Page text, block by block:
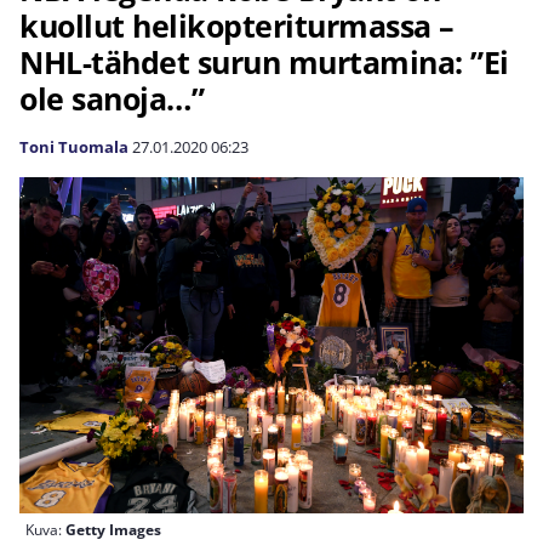
kuollut helikopteriturmassa –
NHL-tähdet surun murtamina: ”Ei
ole sanoja…”
Toni Tuomala 27.01.202006:23
Kuva:Getty Images